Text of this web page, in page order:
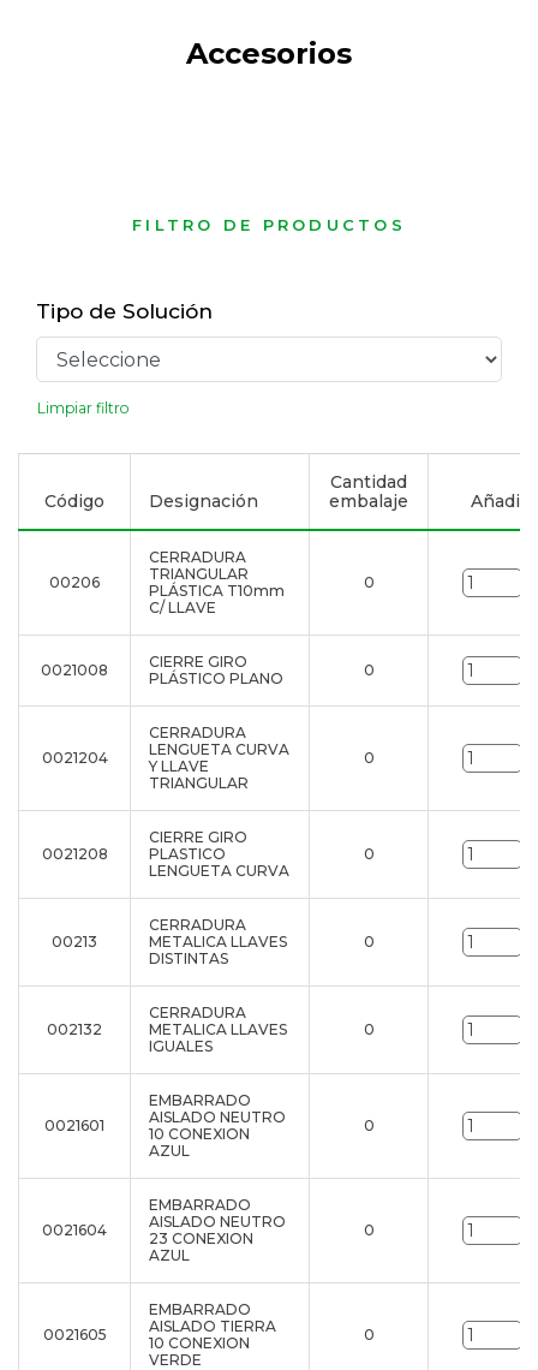
Accesorios
FILTRO DE PRODUCTOS
Tipo de Solución
Limpiar filtro
Código Designación
Cantidad
embalaje
Añadir
00206
CERRADURA
TRIANGULAR
PLÁSTICA T10mm
C/ LLAVE
0
0021008
CIERRE GIRO
PLÁSTICO PLANO
0
0021204
CERRADURA
LENGUETA CURVA
Y LLAVE
TRIANGULAR
0
0021208
CIERRE GIRO
PLASTICO
LENGUETA CURVA
0
00213
CERRADURA
METALICA LLAVES
DISTINTAS
0
002132
CERRADURA
METALICA LLAVES
IGUALES
0
0021601
EMBARRADO
AISLADO NEUTRO
10 CONEXION
AZUL
0
0021604
EMBARRADO
AISLADO NEUTRO
23 CONEXION
AZUL
0
0021605
EMBARRADO
AISLADO TIERRA
10 CONEXION
VERDE
0